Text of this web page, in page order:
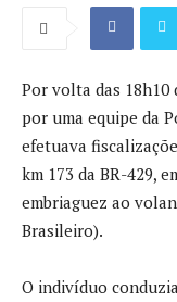
Por volta das 18h10
por uma equipe da
efetuava
km 173 da BR-429,
embriaguez ao
Brasileiro).
O indivíduo